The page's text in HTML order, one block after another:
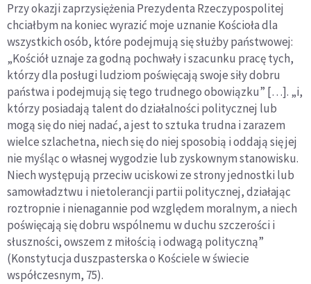
Przy okazji zaprzysiężenia Prezydenta Rzeczypospolitej
chciałbym na koniec wyrazić moje uznanie Kościoła dla
wszystkich osób, które podejmują się służby państwowej:
„Kościół uznaje za godną pochwały i szacunku pracę tych,
którzy dla posługi ludziom poświęcają swoje siły dobru
państwa i podejmują się tego trudnego obowiązku” […]. „i,
którzy posiadają talent do działalności politycznej lub
mogą się do niej nadać, a jest to sztuka trudna i zarazem
wielce szlachetna, niech się do niej sposobią i oddają się jej
nie myśląc o własnej wygodzie lub zyskownym stanowisku.
Niech występują przeciw uciskowi ze strony jednostki lub
samowładztwu i nietolerancji partii politycznej, działając
roztropnie i nienagannie pod względem moralnym, a niech
poświęcają się dobru wspólnemu w duchu szczerości i
słuszności, owszem z miłością i odwagą polityczną”
(Konstytucja duszpasterska o Kościele w świecie
współczesnym, 75).